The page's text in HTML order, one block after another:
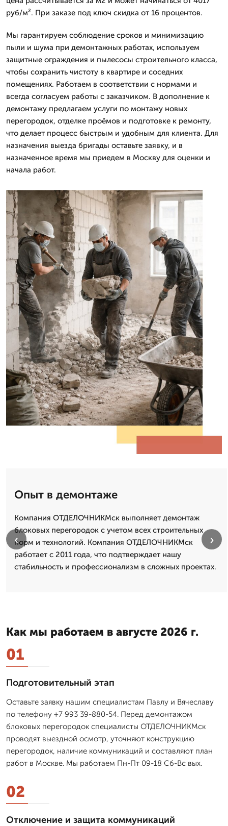
руб/м². При заказе под ключ скидка от 16 процентов.
Мы гарантируем соблюдение сроков и минимизацию
пыли и шума при демонтажных работах, используем
защитные ограждения и пылесосы строительного класса,
чтобы сохранить чистоту в квартире и соседних
помещениях. Работаем в соответствии с нормами и
всегда согласуем работы с заказчиком. В дополнение к
демонтажу предлагаем услуги по монтажу новых
перегородок, отделке проёмов и подготовке к ремонту,
что делает процесс быстрым и удобным для клиента. Для
назначения выезда бригады оставьте заявку, и в
назначенное время мы приедем в Москву для оценки и
начала работ.
Опыт в демонтаже
Компания ОТДЕЛОЧНИКМск выполняет демонтаж
блоковых перегородок с учетом всех строительных
норм и технологий. Компания ОТДЕЛОЧНИКМск
работает с 2011 года, что подтверждает нашу
стабильность и профессионализм в сложных проектах.
‹ ›
Как мы работаем в августе 2026 г.
01
Подготовительный этап
Оставьте заявку нашим специалистам Павлу и Вячеславу
по телефону +7 993 39-880-54. Перед демонтажом
блоковых перегородок специалисты ОТДЕЛОЧНИКМск
проводят выездной осмотр, уточняют конструкцию
перегородок, наличие коммуникаций и составляют план
работ в Москве. Мы работаем Пн-Пт 09-18 Сб-Вс вых.
02
Отключение и защита коммуникаций